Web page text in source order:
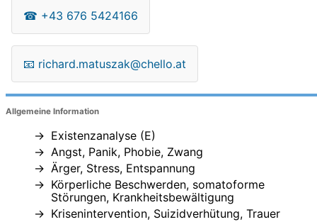
☎ +43 676 5424166
📧 richard.matuszak@chello.at
Allgemeine Information
Existenzanalyse (E)
Angst, Panik, Phobie, Zwang
Ärger, Stress, Entspannung
Körperliche Beschwerden, somatoforme
Störungen, Krankheitsbewältigung
Krisenintervention, Suizidverhütung, Trauer